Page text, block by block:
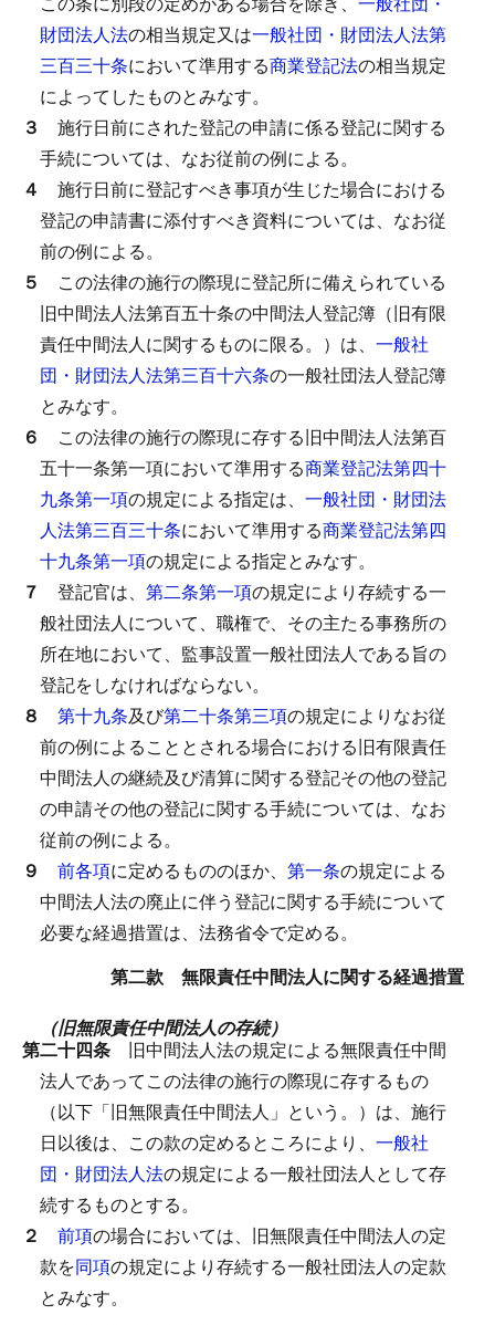
財団法人法の相当規定又は一般社団・財団法人法第
三百三十条において準用する商業登記法の相当規定
によってしたものとみなす。
３ 施行日前にされた登記の申請に係る登記に関する
手続については、なお従前の例による。
４ 施行日前に登記すべき事項が生じた場合における
登記の申請書に添付すべき資料については、なお従
前の例による。
５ この法律の施行の際現に登記所に備えられている
旧中間法人法第百五十条の中間法人登記簿（旧有限
責任中間法人に関するものに限る。）は、 一般社
団・財団法人法第三百十六条の一般社団法人登記簿
とみなす。
６ この法律の施行の際現に存する旧中間法人法第百
五十一条第一項において準用する商業登記法第四十
九条第一項の規定による指定は、 一般社団・財団法
人法第三百三十条において準用する商業登記法第四
十九条第一項の規定による指定とみなす。
７ 登記官は、 第二条第一項の規定により存続する一
般社団法人について、職権で、その主たる事務所の
所在地において、監事設置一般社団法人である旨の
登記をしなければならない。
８ 第十九条及び第二十条第三項の規定によりなお従
前の例によることとされる場合における旧有限責任
中間法人の継続及び清算に関する登記その他の登記
の申請その他の登記に関する手続については、なお
従前の例による。
９ 前各項に定めるもののほか、 第一条の規定による
中間法人法の廃止に伴う登記に関する手続について
必要な経過措置は、法務省令で定める。
第二款 無限責任中間法人に関する経過措置
（旧無限責任中間法人の存続）
第二十四条 旧中間法人法の規定による無限責任中間
法人であってこの法律の施行の際現に存するもの
（以下「旧無限責任中間法人」という。）は、施行
日以後は、この款の定めるところにより、 一般社
団・財団法人法の規定による一般社団法人として存
続するものとする。
２ 前項の場合においては、旧無限責任中間法人の定
款を同項の規定により存続する一般社団法人の定款
とみなす。